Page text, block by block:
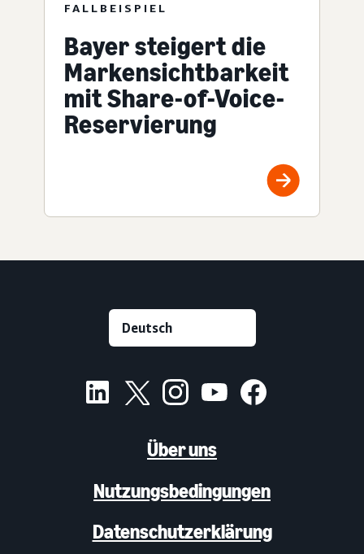
FALLBEISPIEL
Bayer steigert die
Markensichtbarkeit
mit Share-of-Voice-
Reservierung
Über uns
Nutzungsbedingungen
Datenschutzerklärung